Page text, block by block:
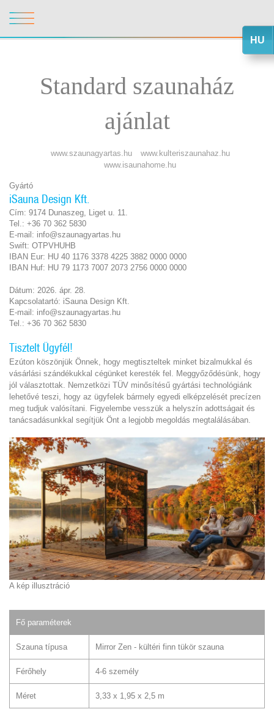
Standard szaunaház
ajánlat
www.szaunagyartas.hu
www.kulteriszaunahaz.hu
www.isaunahome.hu
Gyártó
iSauna Design Kft.
Cím: 9174 Dunaszeg, Liget u. 11.
Tel.: +36 70 362 5830
E-mail: info@szaunagyartas.hu
Swift: OTPVHUHB
IBAN Eur: HU 40 1176 3378 4225 3882 0000 0000
IBAN Huf: HU 79 1173 7007 2073 2756 0000 0000
Dátum: 2026. ápr. 28.
Kapcsolatartó: iSauna Design Kft.
E-mail: info@szaunagyartas.hu
Tel.: +36 70 362 5830
Tisztelt Ügyfél!
Ezúton köszönjük Önnek, hogy megtiszteltek minket bizalmukkal és
vásárlási szándékukkal cégünket keresték fel. Meggyőződésünk, hogy
jól választottak. Nemzetközi TÜV minősítésű gyártási technológiánk
lehetővé teszi, hogy az ügyfelek bármely egyedi elképzelését precízen
meg tudjuk valósítani. Figyelembe vesszük a helyszín adottságait és
tanácsadásunkkal segítjük Önt a legjobb megoldás megtalálásában.
A kép illusztráció
Fő paraméterek
Szauna típusa Mirror Zen - kültéri finn tükör szauna
Férőhely 4-6 személy
Méret 3,33 x 1,95 x 2,5 m
HU